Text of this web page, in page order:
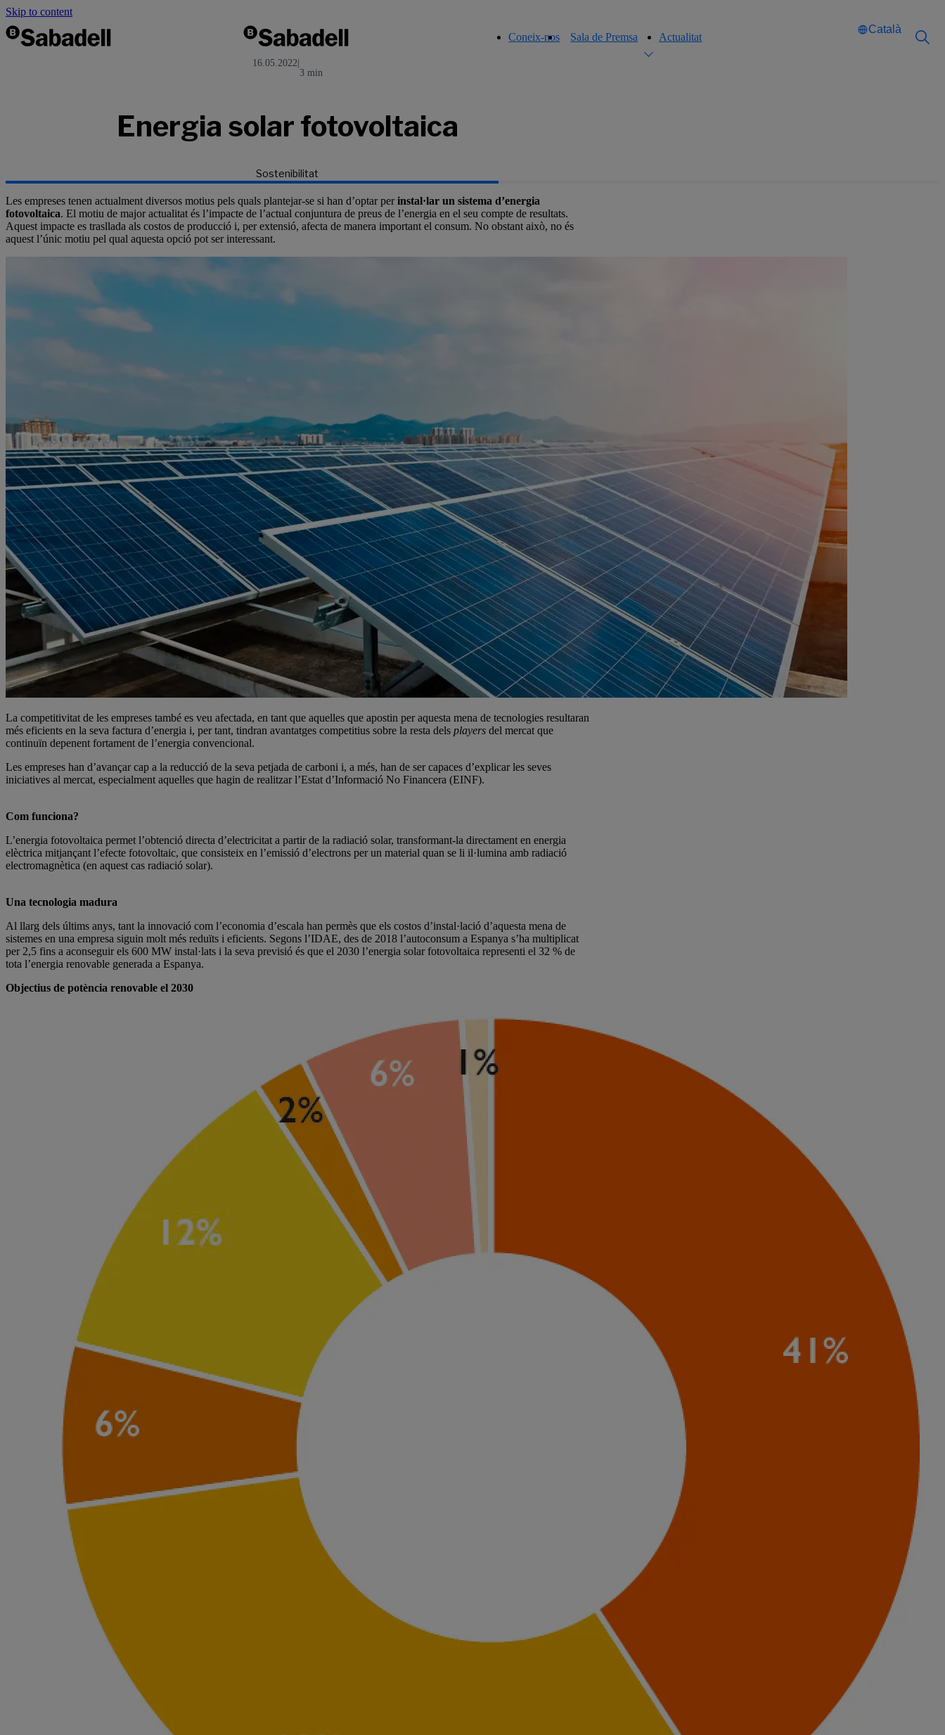
Skip to content
Coneix-nos Sala de Premsa Actualitat
Català
16.05.2022
3 min
Energia solar fotovoltaica
Sostenibilitat
Les empreses tenen actualment diversos motius pels quals plantejar-se si han d’optar perinstal·lar un sistema d’energia
fotovoltaica. El motiu de major actualitat és l’impacte de l’actual conjuntura de preus de l’energia en el seu compte de resultats.
Aquest impacte es trasllada als costos de producció i, per extensió, afecta de manera important el consum. No obstant això, no és
aquest l’únic motiu pel qual aquesta opció pot ser interessant.
La competitivitat de les empreses també es veu afectada, en tant que aquelles que apostin per aquesta mena de tecnologies resultaran
més eficients en la seva factura d’energia i, per tant, tindran avantatges competitius sobre la resta dels players del mercat que
continuïn depenent fortament de l’energia convencional.
Les empreses han d’avançar cap a la reducció de la seva petjada de carboni i, a més, han de ser capaces d’explicar les seves
iniciatives al mercat, especialment aquelles que hagin de realitzar l’Estat d’Informació No Financera (EINF).
Com funciona?
L’energia fotovoltaica permet l’obtenció directa d’electricitat a partir de la radiació solar, transformant-la directament en energia
elèctrica mitjançant l’efecte fotovoltaic, que consisteix en l’emissió d’electrons per un material quan se li il·lumina amb radiació
electromagnètica (en aquest cas radiació solar).
Una tecnologia madura
Al llarg dels últims anys, tant la innovació com l’economia d’escala han permès que els costos d’instal·lació d’aquesta mena de
sistemes en una empresa siguin molt més reduïts i eficients. Segons l’IDAE, des de 2018 l’autoconsum a Espanya s’ha multiplicat
per 2,5 fins a aconseguir els 600 MW instal·lats i la seva previsió és que el 2030 l’energia solar fotovoltaica representi el 32 % de
tota l’energia renovable generada a Espanya.
Objectius de potència renovable el 2030